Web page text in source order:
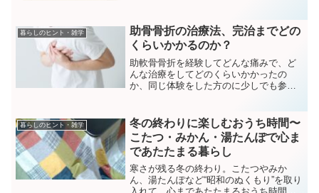
の名前と種類をあげてみました。...
暮らしのヒント・雑学
助骨骨折の治療法、完治までどの
くらいかかるのか？
助軟骨骨折を経験してどんな痛みで、ど
んな治療をしてどのくらいかかったの
か、同じ体験をした方のに少しでも参考
強打しました。しばらく起きあがれず息
ができないような、その時は...
暮らしのヒント・雑学
冬の終わりに楽しむおうち時間〜
こたつ・みかん・湯たんぽで心ま
であたたまる暮らし
寒さが残る冬の終わり。こたつやみか
ん、湯たんぽなど“昭和のぬくもり”を取り